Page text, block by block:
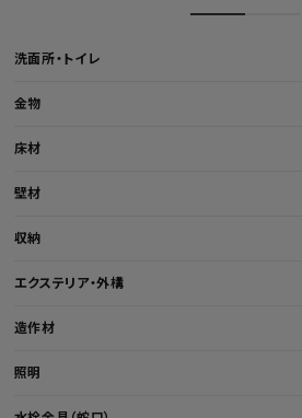
洗面所・トイレ
金物
床材
壁材
収納
エクステリア・外構
造作材
照明